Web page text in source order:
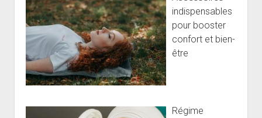
indispensables
pour booster
confort et bien-
être
Régime